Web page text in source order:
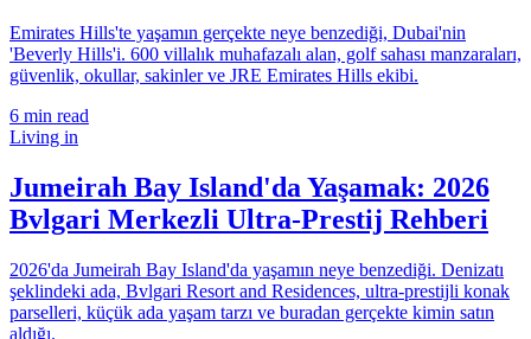
Emirates Hills'te yaşamın gerçekte neye benzediği, Dubai'nin
'Beverly Hills'i. 600 villalık muhafazalı alan, golf sahası manzaraları,
güvenlik, okullar, sakinler ve JRE Emirates Hills ekibi.
6 min read
Living in
Jumeirah Bay Island'da Yaşamak: 2026
Bvlgari Merkezli Ultra-Prestij Rehberi
2026'da Jumeirah Bay Island'da yaşamın neye benzediği. Denizatı
şeklindeki ada, Bvlgari Resort and Residences, ultra-prestijli konak
parselleri, küçük ada yaşam tarzı ve buradan gerçekte kimin satın
aldığı.